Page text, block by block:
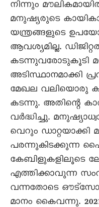
നിന്നും
മനുഷ്യരുടെ
യന്ത്രങ്ങളുടെ
ആവശ്യമില്ല.
കടന്നുവരോടുകൂടി
അടിസ്ഥാനമാക്കി
മേഖല വലിയൊരു
കടന്നു. അതിന്റെ
വർദ്ധിച്ചു.
വെറും ഡാറ്റയാക്കി
പരന്നുകിടക്കുന്ന
കേബിളുകളിലൂടെ
എത്തിക്കാവുന്ന
വന്നതോടെ
മാനം കൈവന്നു.